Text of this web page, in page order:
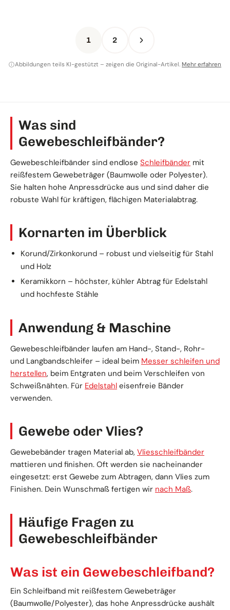
1 2
Abbildungen teils KI-gestützt – zeigen die Original-Artikel. Mehr erfahren
Was sind
Gewebeschleifbänder?
Gewebeschleifbänder sind endlose Schleifbänder mit
reißfestem Gewebeträger (Baumwolle oder Polyester).
Sie halten hohe Anpressdrücke aus und sind daher die
robuste Wahl für kräftigen, flächigen Materialabtrag.
Kornarten im Überblick
Korund/Zirkonkorund – robust und vielseitig für Stahl
und Holz
Keramikkorn – höchster, kühler Abtrag für Edelstahl
und hochfeste Stähle
Anwendung & Maschine
Gewebeschleifbänder laufen am Hand-, Stand-, Rohr-
und Langbandschleifer – ideal beim Messer schleifen und
herstellen, beim Entgraten und beim Verschleifen von
Schweißnähten. Für Edelstahl eisenfreie Bänder
verwenden.
Gewebe oder Vlies?
Gewebebänder tragen Material ab, Vliesschleifbänder
mattieren und finishen. Oft werden sie nacheinander
eingesetzt: erst Gewebe zum Abtragen, dann Vlies zum
Finishen. Dein Wunschmaß fertigen wir nach Maß.
Häufige Fragen zu
Gewebeschleifbänder
Was ist ein Gewebeschleifband?
Ein Schleifband mit reißfestem Gewebeträger
(Baumwolle/Polyester), das hohe Anpressdrücke aushält